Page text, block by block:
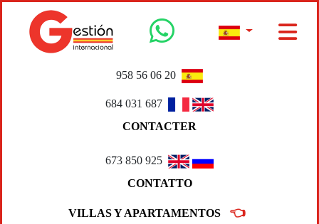
958 56 06 20
684 031 687
CONTACTER
673 850 925
CONTATTO
VILLAS Y APARTAMENTOS 👈